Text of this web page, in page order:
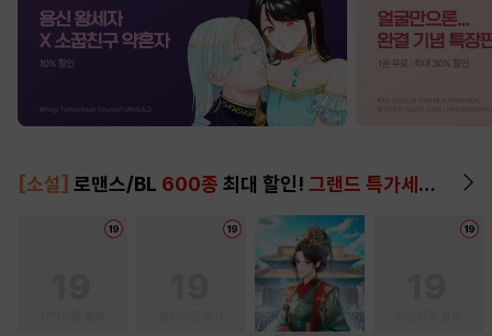
[소설] 로맨스/BL 600종 최대 할인! 그랜드 특가세트